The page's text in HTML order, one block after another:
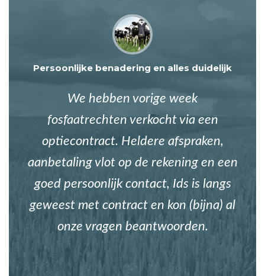
Persoonlijke benadering en alles duidelijk
We hebben vorige week
fosfaatrechten verkocht via een
optiecontract. Heldere afspraken,
aanbetaling vlot op de rekening en een
goed persoonlijk contact, Ids is langs
geweest met contract en kon (bijna) al
onze vragen beantwoorden.